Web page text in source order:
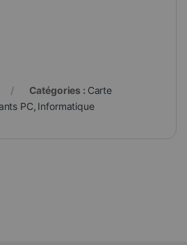
Catégories : Carte
PC, Informatique